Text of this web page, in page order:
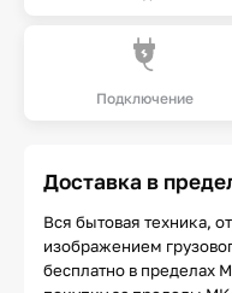
Подключение
Доставка в
Вся бытовая техника,
изображением
бесплатно в пределах